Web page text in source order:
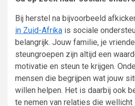
Bij herstel na bijvoorbeeld
in Zuid-Afrika is sociale
belangrijk. Jouw familie, je
steungroepen zijn altijd een
motivatie en steun te krijgen.
mensen die begrijpen wat jouw
willen helpen. Het is daarbij ook
te nemen van relaties die wellicht